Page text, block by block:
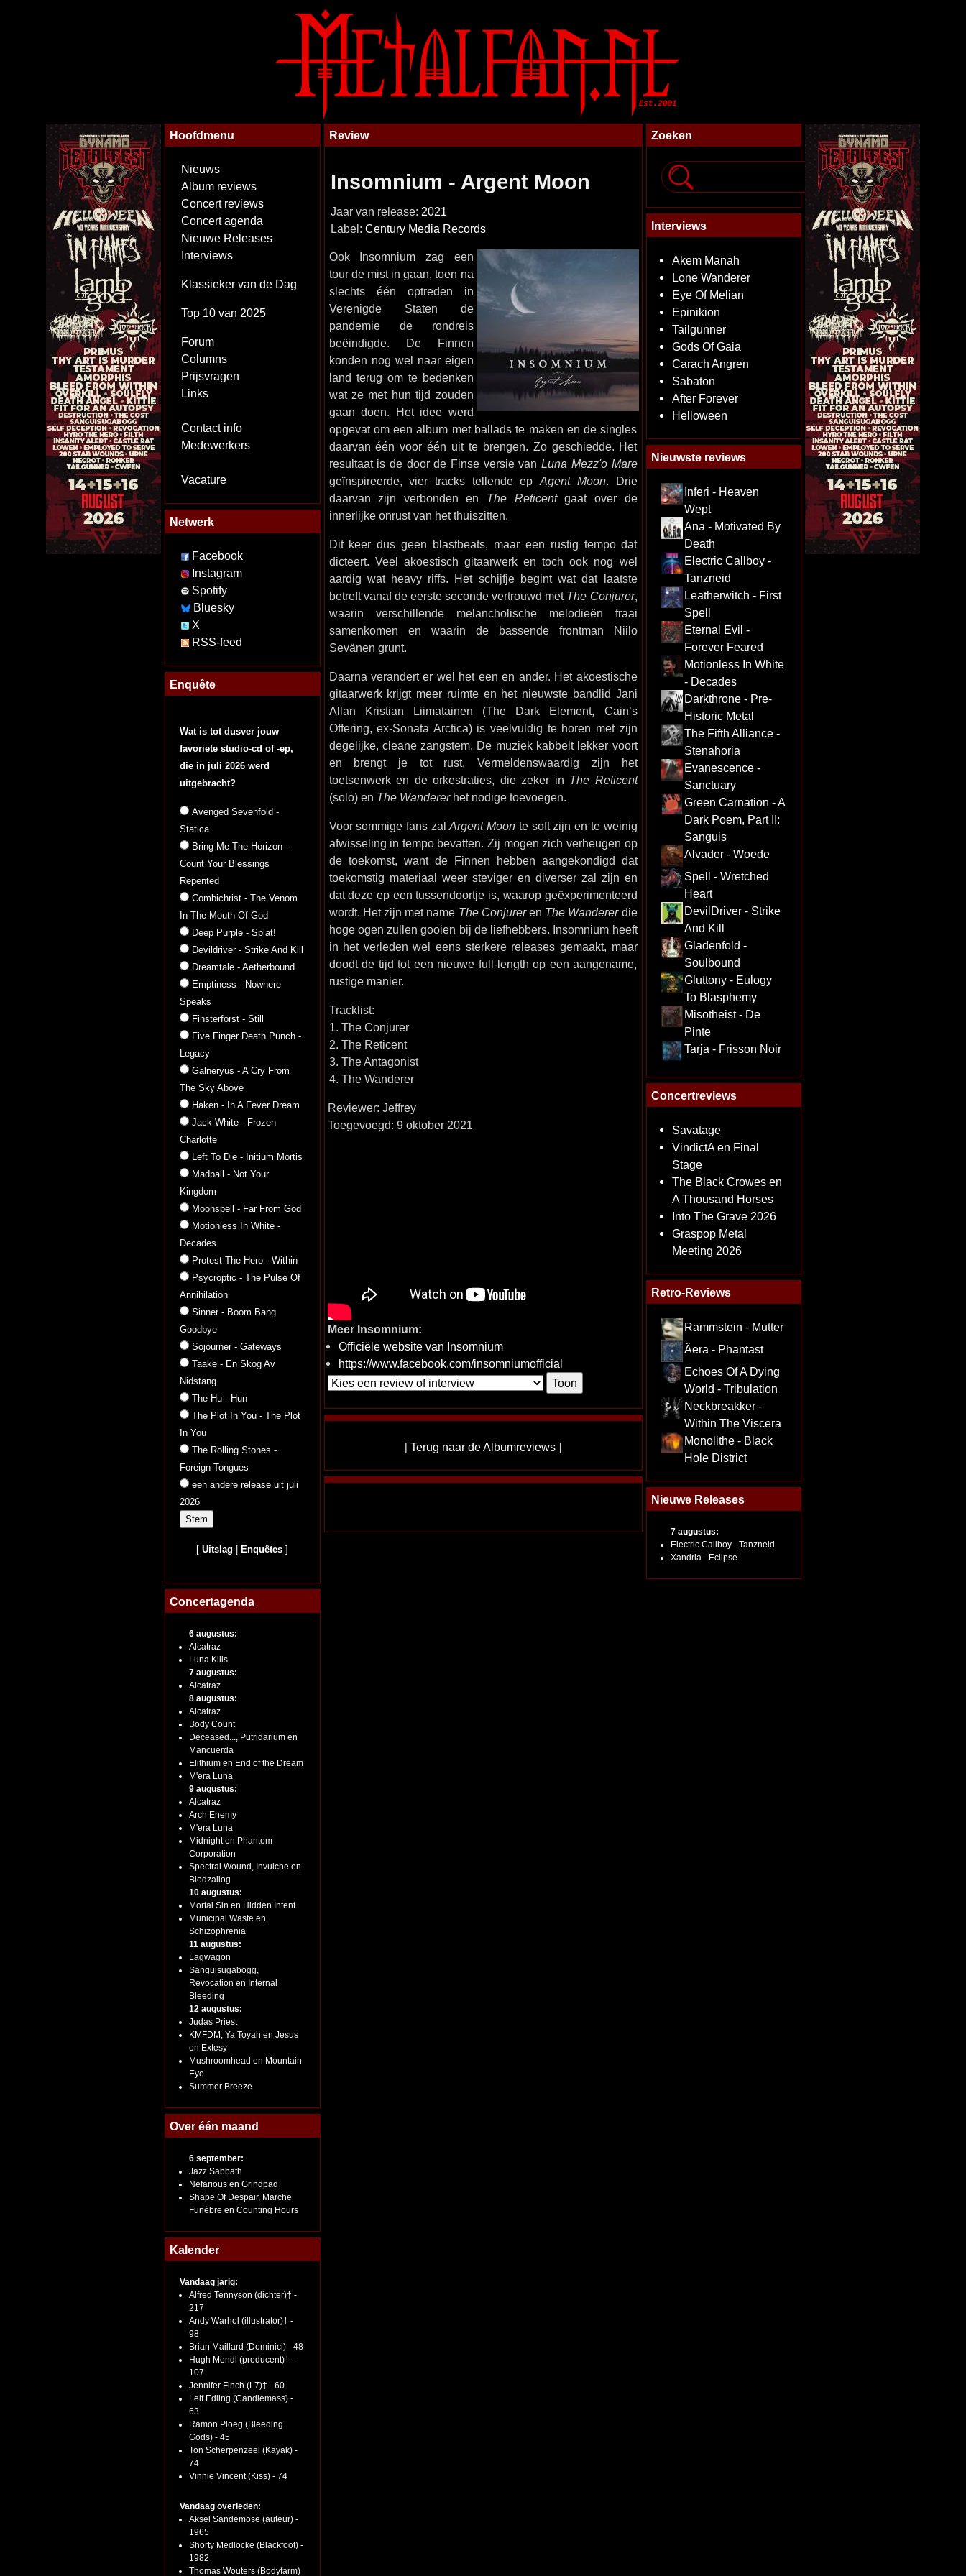
Hoofdmenu
Nieuws
Album reviews
Concert reviews
Concert agenda
Nieuwe Releases
Interviews
Klassieker van de Dag
Top 10 van 2025
Forum
Columns
Prijsvragen
Links
Contact info
Medewerkers
Vacature
Netwerk
Facebook
Instagram
Spotify
Bluesky
X
RSS-feed
Enquête
Wat is tot dusver jouw
favoriete studio-cd of -ep,
die in juli 2026 werd
uitgebracht?
Avenged Sevenfold -
Statica
Bring Me The Horizon -
Count Your Blessings
Repented
Combichrist - The Venom
In The Mouth Of God
Deep Purple - Splat!
Devildriver - Strike And Kill
Dreamtale - Aetherbound
Emptiness - Nowhere
Speaks
Finsterforst - Still
Five Finger Death Punch -
Legacy
Galneryus - A Cry From
The Sky Above
Haken - In A Fever Dream
Jack White - Frozen
Charlotte
Left To Die - Initium Mortis
Madball - Not Your
Kingdom
Moonspell - Far From God
Motionless In White -
Decades
Protest The Hero - Within
Psycroptic - The Pulse Of
Annihilation
Sinner - Boom Bang
Goodbye
Sojourner - Gateways
Taake - En Skog Av
Nidstang
The Hu - Hun
The Plot In You - The Plot
In You
The Rolling Stones -
Foreign Tongues
een andere release uit juli
2026
[Uitslag Enquêtes ]
Concertagenda
6 augustus:
Alcatraz
Luna Kills
7 augustus:
Alcatraz
8 augustus:
Alcatraz
Body Count
Deceased..., Putridarium en
Mancuerda
Elithium en End of the Dream
M'era Luna
9 augustus:
Alcatraz
Arch Enemy
M'era Luna
Midnight en Phantom
Corporation
Spectral Wound, Invulche en
Blodzallog
10 augustus:
Mortal Sin en Hidden Intent
Municipal Waste en
Schizophrenia
11 augustus:
Lagwagon
Sanguisugabogg,
Revocation en Internal
Bleeding
12 augustus:
Judas Priest
KMFDM, Ya Toyah en Jesus
on Extesy
Mushroomhead en Mountain
Eye
Summer Breeze
Over één maand
6 september:
Jazz Sabbath
Nefarious en Grindpad
Shape Of Despair, Marche
Funèbre en Counting Hours
Kalender
Vandaag jarig:
Alfred Tennyson (dichter)† -
217
Andy Warhol (illustrator)† -
98
Brian Maillard (Dominici) - 48
Hugh Mendl (producent)† -
107
Jennifer Finch (L7)† - 60
Leif Edling (Candlemass) -
63
Ramon Ploeg (Bleeding
Gods) - 45
Ton Scherpenzeel (Kayak) -
74
Vinnie Vincent (Kiss) - 74
Vandaag overleden:
Aksel Sandemose (auteur) -
1965
Shorty Medlocke (Blackfoot) -
1982
Thomas Wouters (Bodyfarm)
Review
Insomnium - Argent Moon
Jaar van release: 2021
Label: Century Media Records
Ook Insomnium zag een
tour de mist in gaan, toen na
slechts één optreden in
Verenigde Staten de
pandemie de rondreis
beëindigde. De Finnen
konden nog wel naar eigen
land terug om te bedenken
wat ze met hun tijd zouden
gaan doen. Het idee werd
opgevat om een album met ballads te maken en de singles
daarvan één voor één uit te brengen. Zo geschiedde. Het
resultaat is de door de Finse versie vanLuna Mezz'o Mare
geïnspireerde, vier tracks tellende epAgent Moon. Drie
daarvan zijn verbonden en The Reticentgaat over de
innerlijke onrust van het thuiszitten.
Dit keer dus geen blastbeats, maar een rustig tempo dat
dicteert. Veel akoestisch gitaarwerk en toch ook nog wel
aardig wat heavy riffs. Het schijfje begint wat dat laatste
betreft vanaf de eerste seconde vertrouwd met The Conjurer,
waarin verschillende melancholische melodieën fraai
samenkomen en waarin de bassende frontman Niilo
Sevänen grunt.
Daarna verandert er wel het een en ander. Het akoestische
gitaarwerk krijgt meer ruimte en het nieuwste bandlid Jani
Allan Kristian Liimatainen (The Dark Element, Cain’s
Offering, ex-Sonata Arctica) is veelvuldig te horen met zijn
degelijke, cleane zangstem. De muziek kabbelt lekker voort
en brengt je tot rust. Vermeldenswaardig zijn het
toetsenwerk en de orkestraties, die zeker in The Reticent
(solo) en The Wandererhet nodige toevoegen.
Voor sommige fans zalArgent Moon te soft zijn en te weinig
afwisseling in tempo bevatten. Zij mogen zich verheugen op
de toekomst, want de Finnen hebben aangekondigd dat
toekomstig materiaal weer steviger en diverser zal zijn en
dat deze ep een tussendoortje is, waarop geëxperimenteerd
wordt. Het zijn met name The Conjureren The Wandererdie
hoge ogen zullen gooien bij de liefhebbers. Insomnium heeft
in het verleden wel eens sterkere releases gemaakt, maar
doodt de tijd tot een nieuwe full-length op een aangename,
rustige manier.
Tracklist:
1. The Conjurer
2. The Reticent
3. The Antagonist
4. The Wanderer
Reviewer: Jeffrey
Toegevoegd: 9 oktober 2021
Meer Insomnium:
Officiële website van Insomnium
https://www.facebook.com/insomniumofficial
[Terug naar de Albumreviews ]
Zoeken
Interviews
Akem Manah
Lone Wanderer
Eye Of Melian
Epinikion
Tailgunner
Gods Of Gaia
Carach Angren
Sabaton
After Forever
Helloween
Nieuwste reviews
Inferi - Heaven
Wept
Ana - Motivated By
Death
Electric Callboy -
Tanzneid
Leatherwitch - First
Spell
Eternal Evil -
Forever Feared
Motionless In White
- Decades
Darkthrone - Pre-
Historic Metal
The Fifth Alliance -
Stenahoria
Evanescence -
Sanctuary
Green Carnation - A
Dark Poem, Part II:
Sanguis
Alvader - Woede
Spell - Wretched
Heart
DevilDriver - Strike
And Kill
Gladenfold -
Soulbound
Gluttony - Eulogy
To Blasphemy
Misotheist - De
Pinte
Tarja - Frisson Noir
Concertreviews
Savatage
VindictA en Final
Stage
The Black Crowes en
A Thousand Horses
Into The Grave 2026
Graspop Metal
Meeting 2026
Retro-Reviews
Rammstein - Mutter
Äera - Phantast
Echoes Of A Dying
World - Tribulation
Neckbreakker -
Within The Viscera
Monolithe - Black
Hole District
Nieuwe Releases
7 augustus:
Electric Callboy - Tanzneid
Xandria - Eclipse